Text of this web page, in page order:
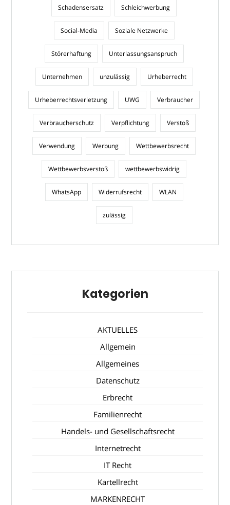
Schadensersatz Schleichwerbung
Social-Media Soziale Netzwerke
Störerhaftung Unterlassungsanspruch
Unternehmen unzulässig Urheberrecht
Urheberrechtsverletzung UWG Verbraucher
Verbraucherschutz Verpflichtung Verstoß
Verwendung Werbung Wettbewerbsrecht
Wettbewerbsverstoß wettbewerbswidrig
WhatsApp Widerrufsrecht WLAN
zulässig
Kategorien
AKTUELLES
Allgemein
Allgemeines
Datenschutz
Erbrecht
Familienrecht
Handels- und Gesellschaftsrecht
Internetrecht
IT Recht
Kartellrecht
MARKENRECHT